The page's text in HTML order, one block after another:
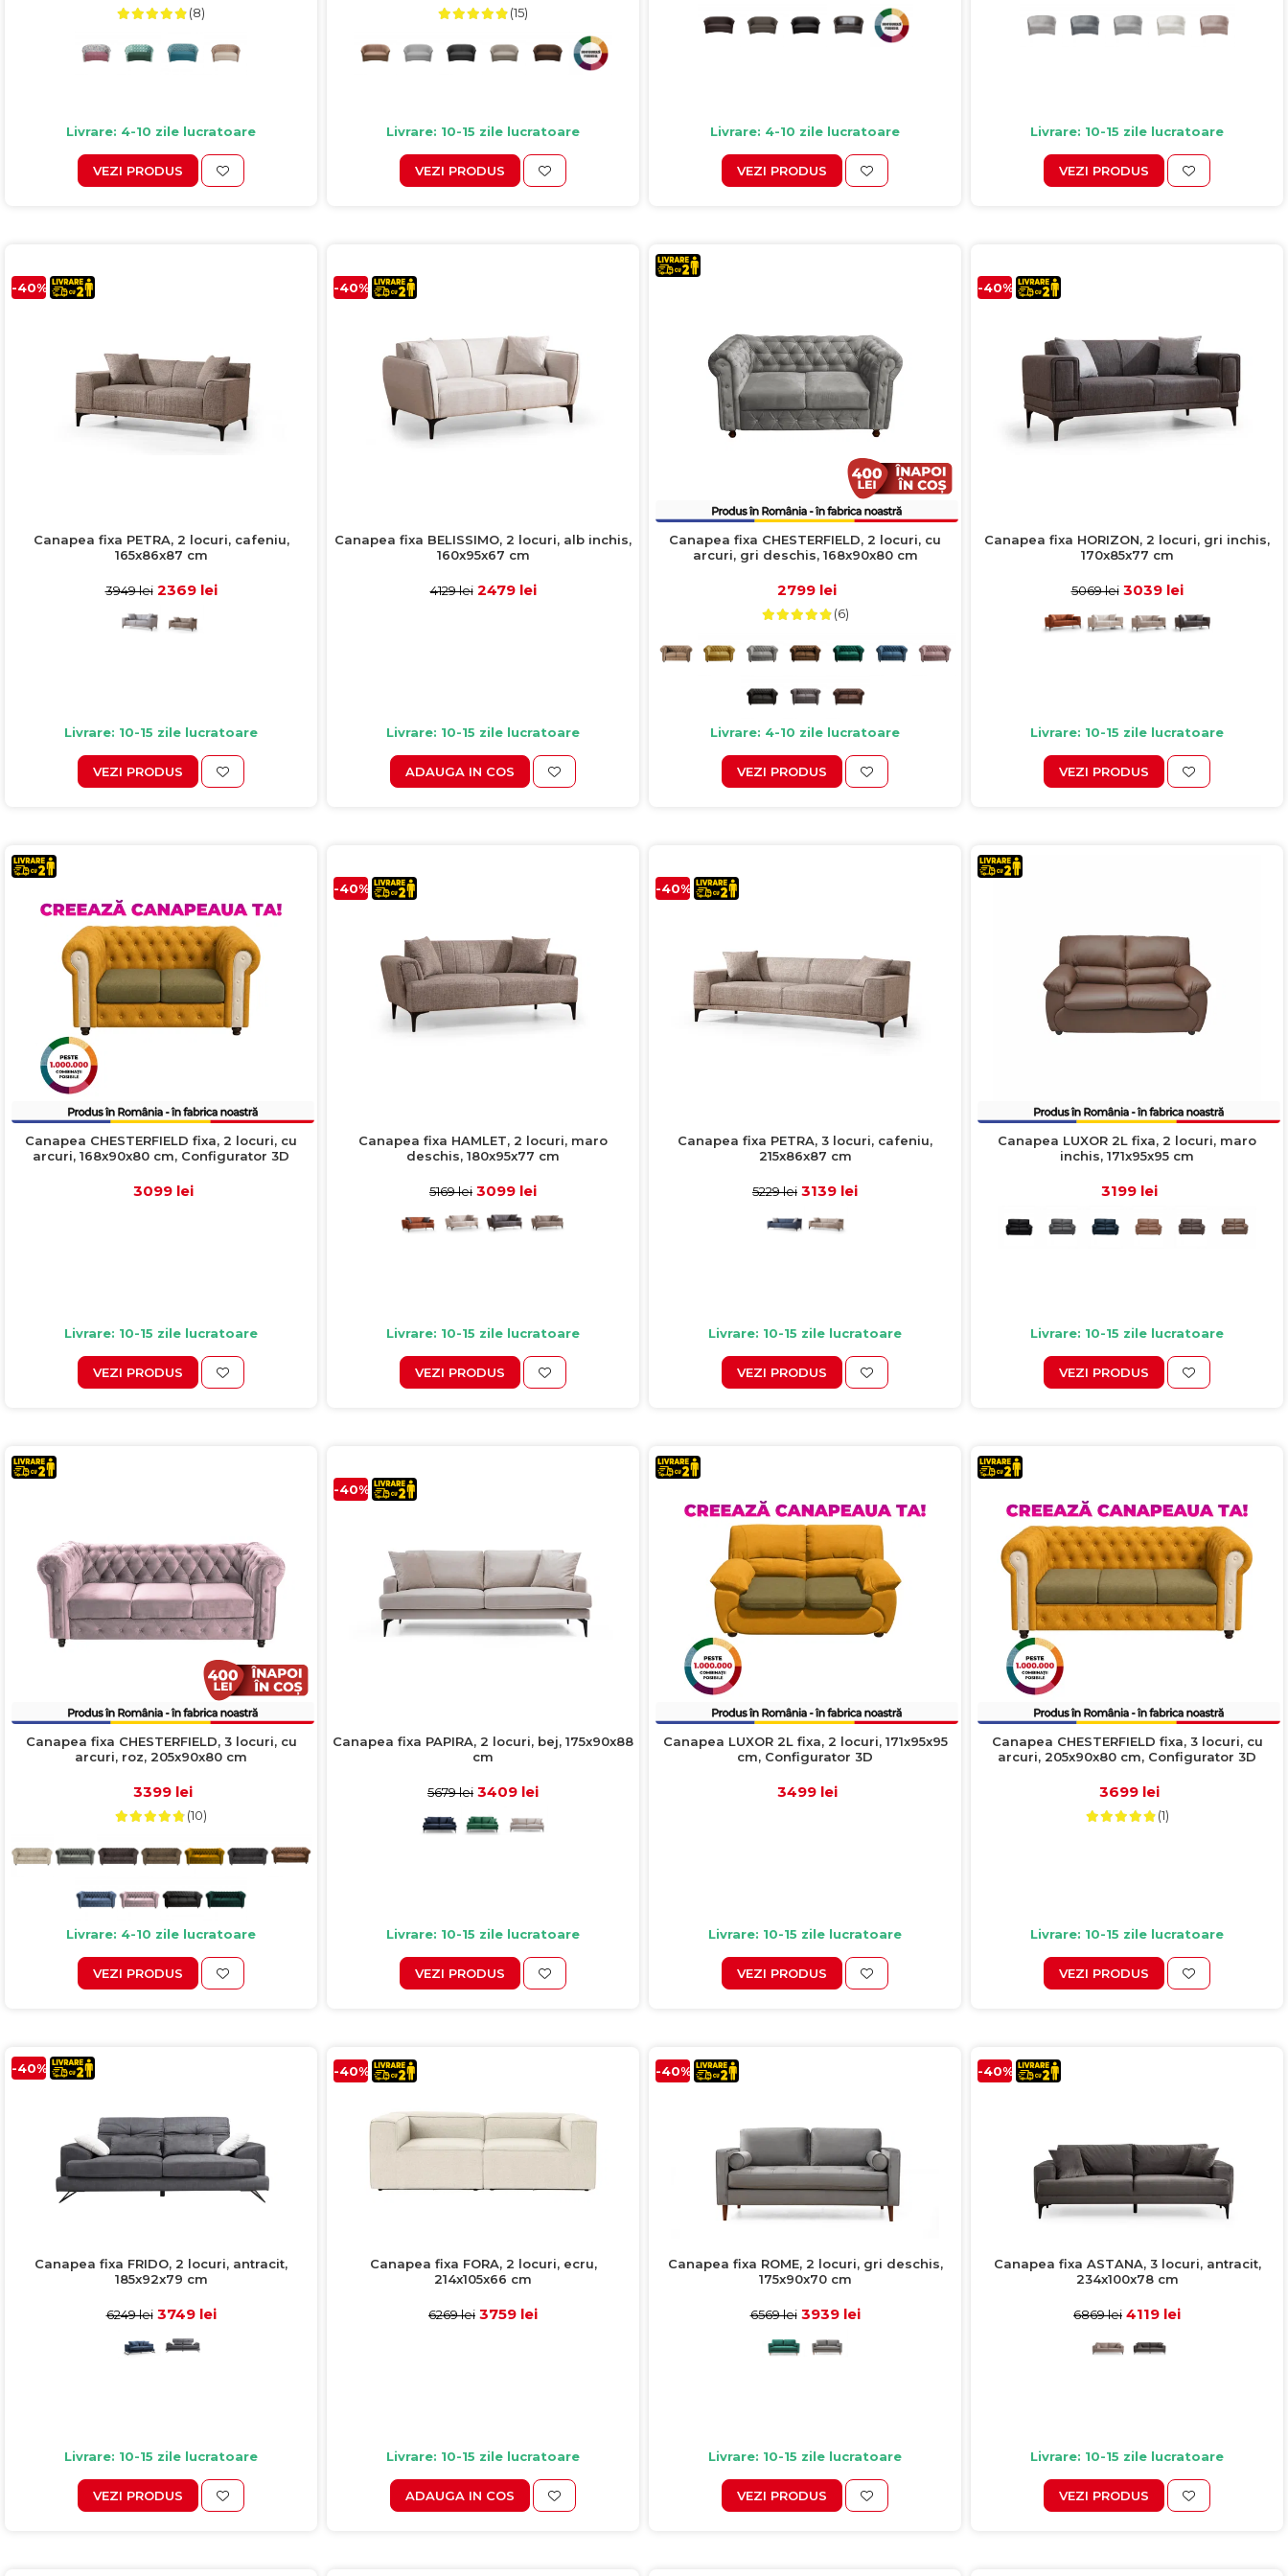
Colectia COMO
Colectia BELLA
(8)
Livrare: 4-10 zile lucratoare
VEZI PRODUS
(15)
Livrare: 10-15 zile lucratoare
VEZI PRODUS
Livrare: 4-10 zile lucratoare
VEZI PRODUS
Livrare: 10-15 zile lucratoare
VEZI PRODUS
-40%
Canapea fixa PETRA, 2 locuri, cafeniu,
165x86x87 cm
3949 lei 2369 lei
Livrare: 10-15 zile lucratoare
VEZI PRODUS
-40%
Canapea fixa BELISSIMO, 2 locuri, alb inchis,
160x95x67 cm
4129 lei 2479 lei
Livrare: 10-15 zile lucratoare
ADAUGA IN COS
Canapea fixa CHESTERFIELD, 2 locuri, cu
arcuri, gri deschis, 168x90x80 cm
2799 lei
(6)
Livrare: 4-10 zile lucratoare
VEZI PRODUS
-40%
Canapea fixa HORIZON, 2 locuri, gri inchis,
170x85x77 cm
5069 lei 3039 lei
Livrare: 10-15 zile lucratoare
VEZI PRODUS
Canapea CHESTERFIELD fixa, 2 locuri, cu
arcuri, 168x90x80 cm, Configurator 3D
3099 lei
Livrare: 10-15 zile lucratoare
VEZI PRODUS
-40%
Canapea fixa HAMLET, 2 locuri, maro
deschis, 180x95x77 cm
5169 lei 3099 lei
Livrare: 10-15 zile lucratoare
VEZI PRODUS
-40%
Canapea fixa PETRA, 3 locuri, cafeniu,
215x86x87 cm
5229 lei 3139 lei
Livrare: 10-15 zile lucratoare
VEZI PRODUS
Canapea LUXOR 2L fixa, 2 locuri, maro
inchis, 171x95x95 cm
3199 lei
Livrare: 10-15 zile lucratoare
VEZI PRODUS
Canapea fixa CHESTERFIELD, 3 locuri, cu
arcuri, roz, 205x90x80 cm
3399 lei
(10)
Livrare: 4-10 zile lucratoare
VEZI PRODUS
-40%
Canapea fixa PAPIRA, 2 locuri, bej, 175x90x88
cm
5679 lei 3409 lei
Livrare: 10-15 zile lucratoare
VEZI PRODUS
Canapea LUXOR 2L fixa, 2 locuri, 171x95x95
cm, Configurator 3D
3499 lei
Livrare: 10-15 zile lucratoare
VEZI PRODUS
Canapea CHESTERFIELD fixa, 3 locuri, cu
arcuri, 205x90x80 cm, Configurator 3D
3699 lei
(1)
Livrare: 10-15 zile lucratoare
VEZI PRODUS
-40%
Canapea fixa FRIDO, 2 locuri, antracit,
185x92x79 cm
6249 lei 3749 lei
Livrare: 10-15 zile lucratoare
VEZI PRODUS
-40%
Canapea fixa FORA, 2 locuri, ecru,
214x105x66 cm
6269 lei 3759 lei
Livrare: 10-15 zile lucratoare
ADAUGA IN COS
-40%
Canapea fixa ROME, 2 locuri, gri deschis,
175x90x70 cm
6569 lei 3939 lei
Livrare: 10-15 zile lucratoare
VEZI PRODUS
-40%
Canapea fixa ASTANA, 3 locuri, antracit,
234x100x78 cm
6869 lei 4119 lei
Livrare: 10-15 zile lucratoare
VEZI PRODUS